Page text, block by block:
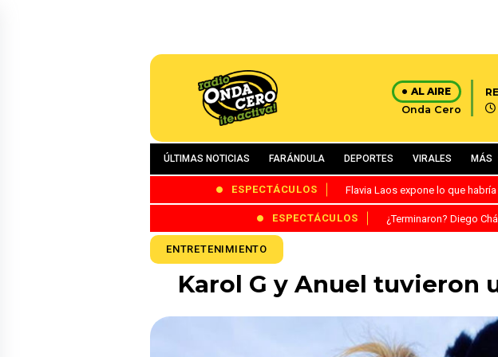
AL AIRE
Onda Cero
ÚLTIMAS NOTICIAS FARÁNDULA DEPORTES VIRALES MÁS
ESPECTÁCULOS Flavia Laos expone lo que
ESPECTÁCULOS ¿Terminaron? Diego
ENTRETENIMIENTO
Karol G y Anuel tuvieron